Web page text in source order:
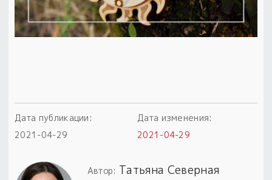
Новинки
Товары недели
Оберег в подарок
к заказу от 3 тыс. руб.
Дата публикации:
2021-04-29
Дата изменения:
2021-04-29
Автор: Татьяна Северная